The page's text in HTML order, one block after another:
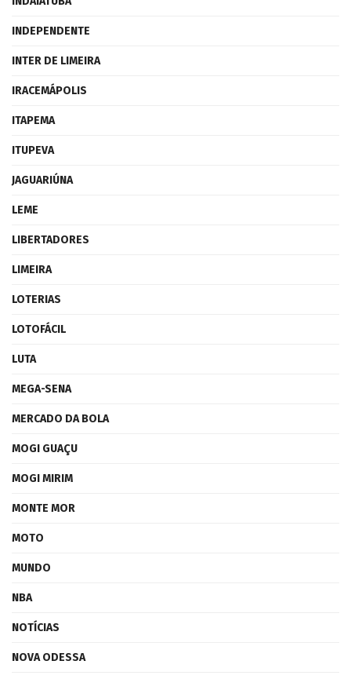
INDEPENDENTE
INTER DE LIMEIRA
IRACEMÁPOLIS
ITAPEMA
ITUPEVA
JAGUARIÚNA
LEME
LIBERTADORES
LIMEIRA
LOTERIAS
LOTOFÁCIL
LUTA
MEGA-SENA
MERCADO DA BOLA
MOGI GUAÇU
MOGI MIRIM
MONTE MOR
MOTO
MUNDO
NBA
NOTÍCIAS
NOVA ODESSA